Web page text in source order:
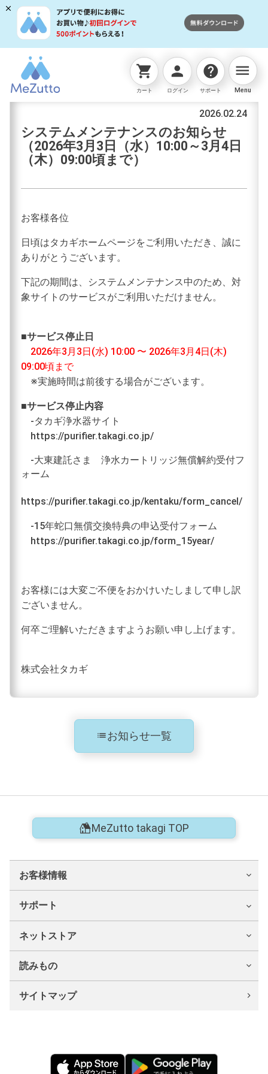
shopping_cart
カート
person
ログイン
help
サポート
menu
Menu
お知らせ
2026.02.24
システムメンテナンスのお知らせ
（2026年3月3日（水）10:00～3月4日
（木）09:00頃まで）
お客様各位
日頃はタカギホームページをご利用いただき、誠に
ありがとうございます。
下記の期間は、システムメンテナンス中のため、対
象サイトのサービスがご利用いただけません。
■サービス停止日
2026年3月3日(水) 10:00 〜 2026年3月4日(木)
09:00頃まで
※実施時間は前後する場合がございます。
■サービス停止内容
-タカギ浄水器サイト
https://purifier.takagi.co.jp/
‐大東建託さま 浄水カートリッジ無償解約受付フ
ォーム
https://purifier.takagi.co.jp/kentaku/form_cancel/
-15年蛇口無償交換特典の申込受付フォーム
https://purifier.takagi.co.jp/form_15year/
お客様には大変ご不便をおかけいたしまして申し訳
ございません。
何卒ご理解いただきますようお願い申し上げます。
株式会社タカギ
listお知らせ一覧
MeZutto takagi TOP
お客様情報
サポート
ネットストア
読みもの
サイトマップ